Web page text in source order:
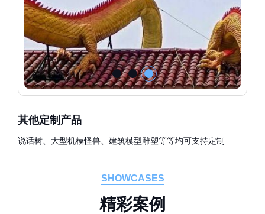
其他定制产品
说话树、大型机模怪兽、建筑模型雕塑等等均可支持定制
SHOWCASES
精彩案例